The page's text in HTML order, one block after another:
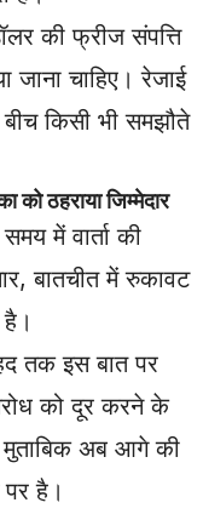
की फ्रीज संपत्ति
चाहिए। रेजाई
किसी भी समझौते
को ठहराया जिम्मेदार
में वार्ता की
बातचीत में रुकावट
तक इस बात पर
को दूर करने के
अब आगे की
पर है।